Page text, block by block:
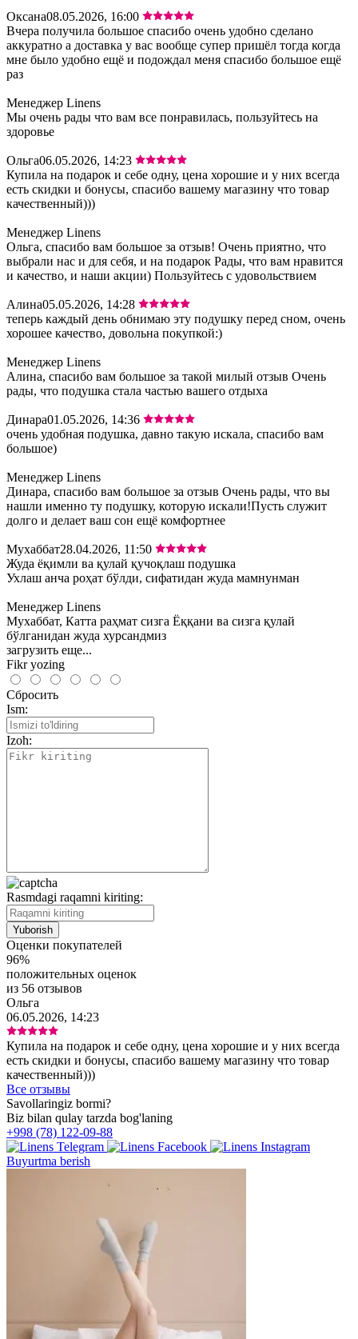
Оксана08.05.2026, 16:00
Вчера получила большое спасибо очень удобно сделано
аккуратно а доставка у вас вообще супер пришёл тогда когда
мне было удобно ещё и подождал меня спасибо большое ещё
раз
Менеджер Linens
Мы очень рады что вам все понравилась, пользуйтесь на
здоровье
Ольга06.05.2026, 14:23
Купила на подарок и себе одну, цена хорошие и у них всегда
есть скидки и бонусы, спасибо вашему магазину что товар
качественный)))
Менеджер Linens
Ольга, спасибо вам большое за отзыв! Очень приятно, что
выбрали нас и для себя, и на подарок Рады, что вам нравится
и качество, и наши акции) Пользуйтесь с удовольствием
Алина05.05.2026, 14:28
теперь каждый день обнимаю эту подушку перед сном, очень
хорошее качество, довольна покупкой:)
Менеджер Linens
Алина, спасибо вам большое за такой милый отзыв Очень
рады, что подушка стала частью вашего отдыха
Динара01.05.2026, 14:36
очень удобная подушка, давно такую искала, спасибо вам
большое)
Менеджер Linens
Динара, спасибо вам большое за отзыв Очень рады, что вы
нашли именно ту подушку, которую искали!Пусть служит
долго и делает ваш сон ещё комфортнее
Мухаббат28.04.2026, 11:50
Жуда ёқимли ва қулай қучоқлаш подушка
Ухлаш анча роҳат бўлди, сифатидан жуда мамнунман
Менеджер Linens
Мухаббат, Катта раҳмат сизга Ёққани ва сизга қулай
бўлганидан жуда хурсандмиз
загрузить еще...
Fikr yozing
Сбросить
Ism:
Izoh:
Rasmdagi raqamni kiriting:
Оценки покупателей
96%
положительных оценок
из 56 отзывов
Ольга
06.05.2026, 14:23
Купила на подарок и себе одну, цена хорошие и у них всегда
есть скидки и бонусы, спасибо вашему магазину что товар
качественный)))
Все отзывы
Savollaringiz bormi?
Biz bilan qulay tarzda bog'laning
+998 (78) 122-09-88
Buyurtma berish